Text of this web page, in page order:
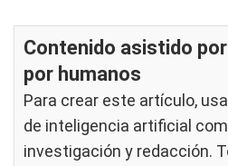
Contenido asistido
por humanos
Para crear este artículo,
de inteligencia artificial
investigación y redacción.